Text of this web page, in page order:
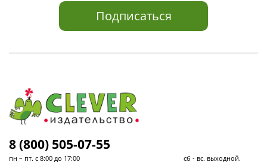
Подписаться
8 (800) 505-07-55
пн – пт. с 8:00 до 17:00 сб - вс. выходной.